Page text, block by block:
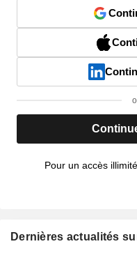
Pour un accès illimité,
Dernières actualités